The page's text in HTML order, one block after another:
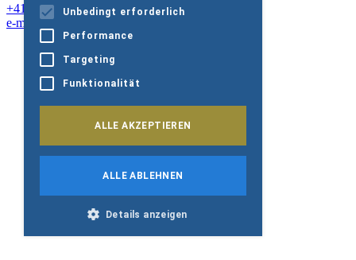
+41 43 344 66 75
e-mail@mm-foundation.org
Newsletter
Müller-Möhl Group
Impressum
Datenschutz
Cookie-Policy
Copyright 2026
Unbedingt erforderlich
Performance
Targeting
Funktionalität
ALLE AKZEPTIEREN
ALLE ABLEHNEN
Details anzeigen